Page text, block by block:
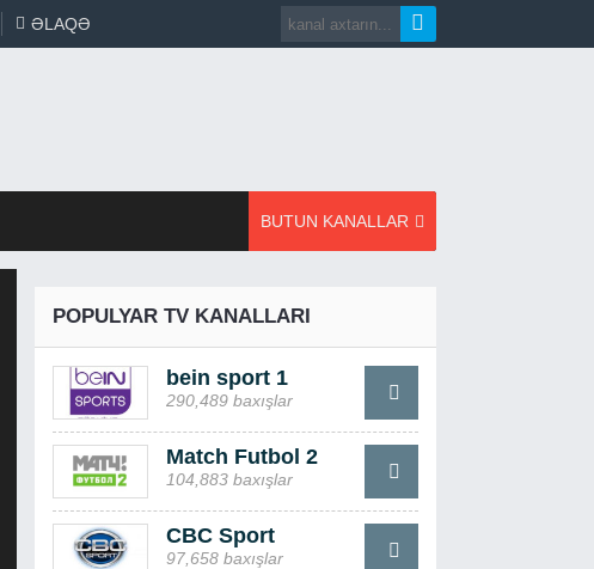
ƏLAQƏ
BUTUN KANALLAR
POPULYAR TV KANALLARI
bein sport 1
290,489 baxışlar
Match Futbol 2
104,883 baxışlar
CBC Sport
97,658 baxışlar